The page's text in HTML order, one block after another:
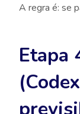
A regra é: se
Etapa